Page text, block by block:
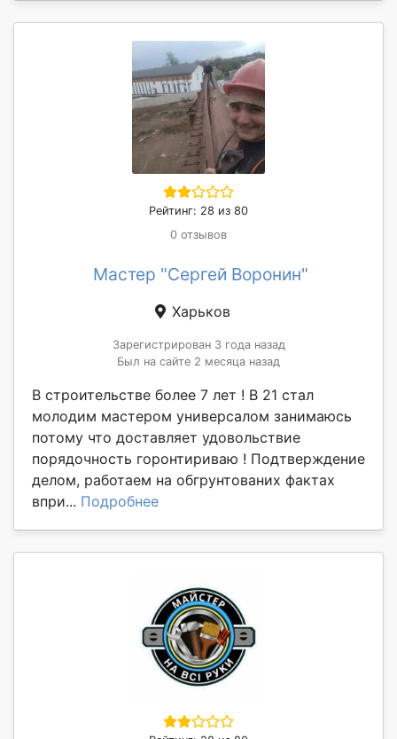
Рейтинг: 28 из 80
0 отзывов
Мастер "Сергей Воронин"
Харьков
Зарегистрирован 3 года назад
Был на сайте 2 месяца назад
В строительстве более 7 лет ! В 21 стал
молодим мастером универсалом занимаюсь
потому что доставляет удовольствие
порядочность горонтириваю ! Подтверждение
делом, работаем на обгрунтованих фактах
впри... Подробнее